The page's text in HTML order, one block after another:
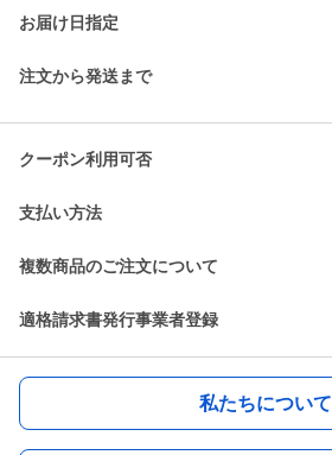
お届け日指定
注文から発送まで
クーポン利用可否
支払い方法
複数商品のご注文について
適格請求書発行事業者登録
私たちについて